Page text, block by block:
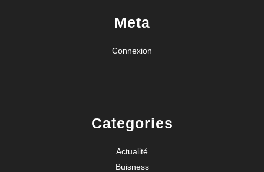
Meta
Connexion
Categories
Actualité
Buisness